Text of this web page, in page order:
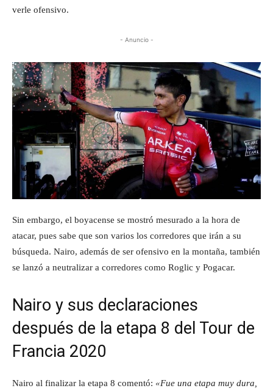
verle ofensivo.
- Anuncio -
Sin embargo, el boyacense se mostró mesurado a la hora de
atacar, pues sabe que son varios los corredores que irán a su
búsqueda. Nairo, además de ser ofensivo en la montaña, también
se lanzó a neutralizar a corredores como Roglic y Pogacar.
Nairo y sus declaraciones
después de la etapa 8 del Tour de
Francia 2020
Nairo al finalizar la etapa 8 comentó: «Fue una etapa muy dura,